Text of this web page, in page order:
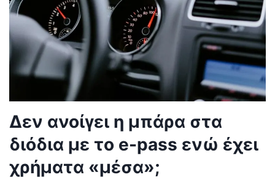
Δεν ανοίγει η μπάρα στα
διόδια με το e-pass ενώ έχει
χρήματα «μέσα»;